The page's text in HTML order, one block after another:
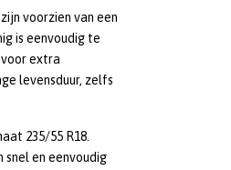
voorzien van een
is eenvoudig te
extra
levensduur, zelfs
235/55 R18.
en eenvoudig